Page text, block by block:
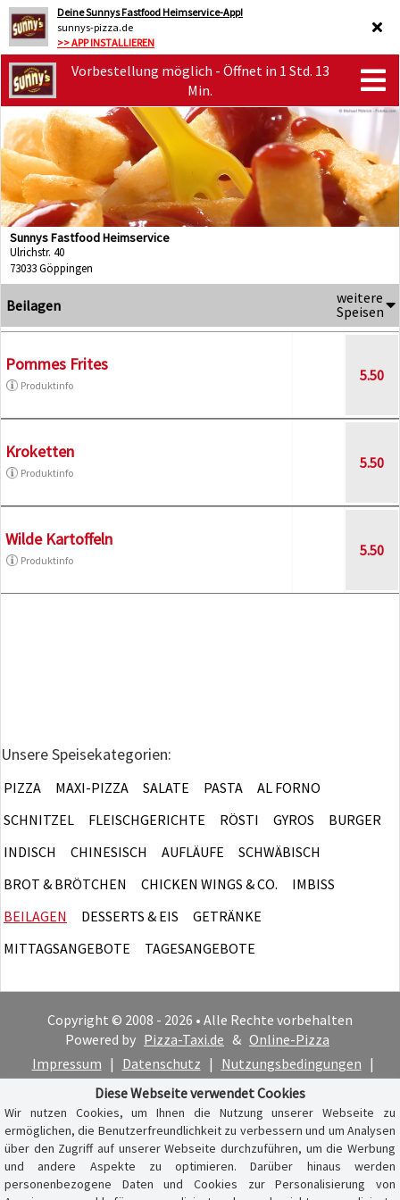
Deine Sunnys Fastfood Heimservice-App!
sunnys-pizza.de
>> APP INSTALLIEREN
Vorbestellung möglich - Öffnet in 1 Std. 13
Min.
Sunnys Fastfood Heimservice
Ulrichstr. 40
73033 Göppingen
Beilagen
weitere
Speisen
Pommes Frites
Produktinfo
5.50
Kroketten
Produktinfo
5.50
Wilde Kartoffeln
Produktinfo
5.50
Unsere Speisekategorien:
PIZZA MAXI-PIZZA SALATE PASTA
AL FORNO
SCHNITZEL
FLEISCHGERICHTE RÖSTI GYROS
BURGER
INDISCH
CHINESISCH AUFLÄUFE
SCHWÄBISCH
BROT & BRÖTCHEN
CHICKEN WINGS & CO.
IMBISS
BEILAGEN
DESSERTS & EIS
GETRÄNKE
MITTAGSANGEBOTE
TAGESANGEBOTE
Copyright © 2008 - 2026 • Alle Rechte vorbehalten
Powered by Pizza-Taxi.de & Online-Pizza
Impressum | Datenschutz | Nutzungsbedingungen |
Cookie-Hinweis
Diese Webseite verwendet Cookies
Wir nutzen Cookies, um Ihnen die Nutzung unserer Webseite zu
ermöglichen, die Benutzerfreundlichkeit zu verbessern und um Analysen
über den Zugriff auf unserer Webseite durchzuführen, um die Werbung
und andere Aspekte zu optimieren. Darüber hinaus werden
personenbezogene Daten und Cookies zur Personalisierung von